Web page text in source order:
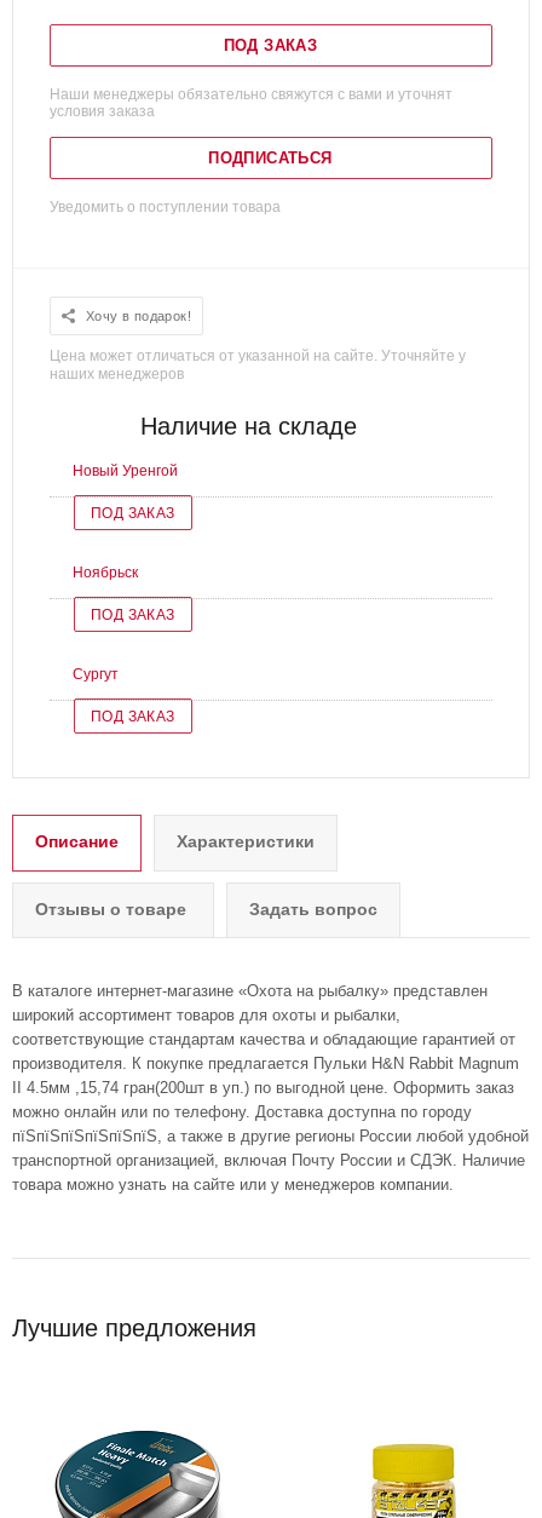
ПОД ЗАКАЗ
Наши менеджеры обязательно свяжутся с вами и уточнят
условия заказа
ПОДПИСАТЬСЯ
Уведомить о поступлении товара
Хочу в подарок!
Цена может отличаться от указанной на сайте. Уточняйте у
наших менеджеров
Наличие на складе
Новый Уренгой
ПОД ЗАКАЗ
Ноябрьск
ПОД ЗАКАЗ
Сургут
ПОД ЗАКАЗ
Описание Характеристики
Отзывы о товаре Задать вопрос
В каталоге интернет-магазине «Охота на рыбалку» представлен
широкий ассортимент товаров для охоты и рыбалки,
соответствующие стандартам качества и обладающие гарантией от
производителя. К покупке предлагается Пульки H&N Rabbit Magnum
II 4.5мм ,15,74 гран(200шт в уп.) по выгодной цене. Оформить заказ
можно онлайн или по телефону. Доставка доступна по городу
пїЅпїЅпїЅпїЅпїЅпїЅ, а также в другие регионы России любой удобной
транспортной организацией, включая Почту России и СДЭК. Наличие
товара можно узнать на сайте или у менеджеров компании.
Лучшие предложения